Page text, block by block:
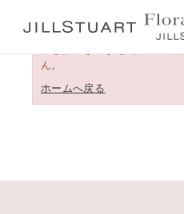
ん。
ホームへ戻る